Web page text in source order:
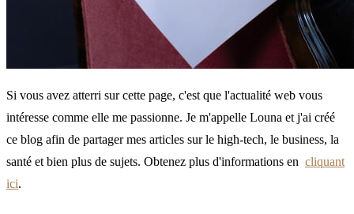
Si vous avez atterri sur cette page, c'est que l'actualité web vous
intéresse comme elle me passionne. Je m'appelle Louna et j'ai créé
ce blog afin de partager mes articles sur le high-tech, le business, la
santé et bien plus de sujets. Obtenez plus d'informations en cliquant
ici.